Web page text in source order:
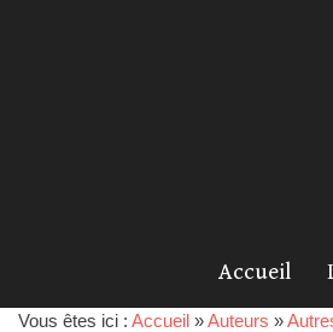
Accueil
Vous êtes ici : Accueil »Auteurs »